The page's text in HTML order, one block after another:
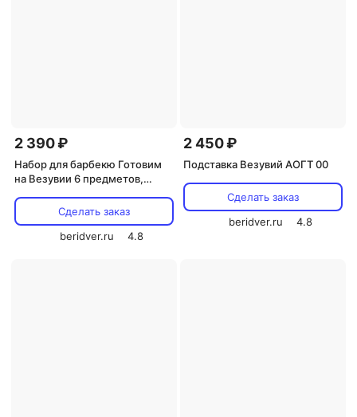
2 390 ₽
Набор для барбекю Готовим
на Везувии 6 предметов,
Сделать заказ
beridver.ru
4.8
2 450 ₽
Подставка Везувий АОГТ 00
Сделать заказ
beridver.ru
4.8